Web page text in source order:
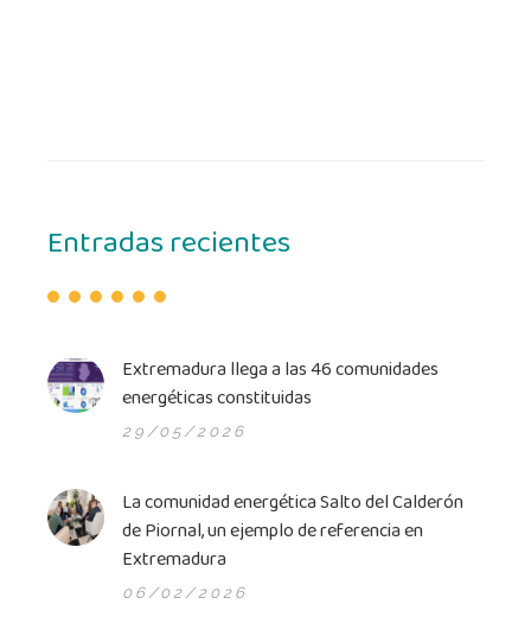
Entradas recientes
Extremadura llega a las 46 comunidades
energéticas constitui­das
29/05/2026
La comunidad energética Salto del Calderón
de Piornal, un ejemplo de referencia en
Extremadura
06/02/2026